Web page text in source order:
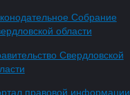
Собрание
области
Свердловской
правовой информации